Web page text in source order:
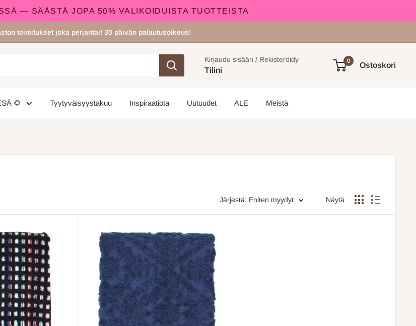
— SÄÄSTÄ JOPA 50% VALIKOIDUISTA TUOTTEISTA
toimitukset joka perjantai! 30 päivän palautusoikeus!
Kirjaudu sisään / Rekisteröidy
Tilini
0
Ostoskori
🌻 Tyytyväisyystakuu Inspiraatiota Uutuudet ALE Meistä
Järjestä: Eniten myydyt Näytä